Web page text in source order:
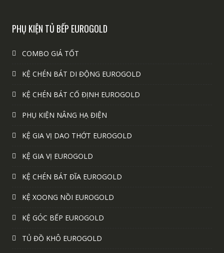
PHỤ KIỆN TỦ BẾP EUROGOLD
COMBO GIÁ TỐT
KỆ CHÉN BÁT DI ĐỘNG EUROGOLD
KỆ CHÉN BÁT CỐ ĐỊNH EUROGOLD
PHỤ KIỆN NÂNG HẠ ĐIỆN
KỆ GIA VỊ DAO THỚT EUROGOLD
KỆ GIA VỊ EUROGOLD
KỆ CHÉN BÁT ĐĨA EUROGOLD
KỆ XOONG NỒI EUROGOLD
KỆ GÓC BẾP EUROGOLD
TỦ ĐỒ KHÔ EUROGOLD